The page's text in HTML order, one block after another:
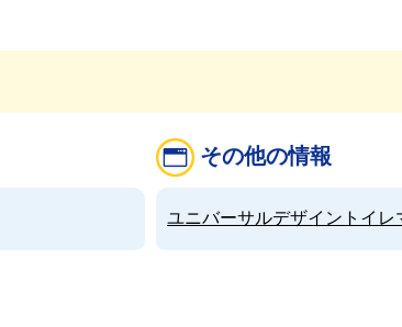
その他の情報
ユニバーサルデザイントイレ